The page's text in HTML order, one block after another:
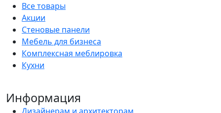
Все товары
Акции
Стеновые панели
Мебель для бизнеса
Комплексная меблировка
Кухни
Информация